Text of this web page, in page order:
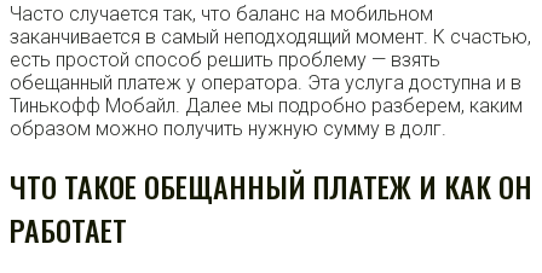
Часто случается так, что баланс на мобильном
заканчивается в самый неподходящий момент. К счастью,
есть простой способ решить проблему — взять
обещанный платеж у оператора. Эта услуга доступна и в
Тинькофф Мобайл. Далее мы подробно разберем, каким
образом можно получить нужную сумму в долг.
ЧТО ТАКОЕ ОБЕЩАННЫЙ ПЛАТЕЖ И КАК ОН
РАБОТАЕТ